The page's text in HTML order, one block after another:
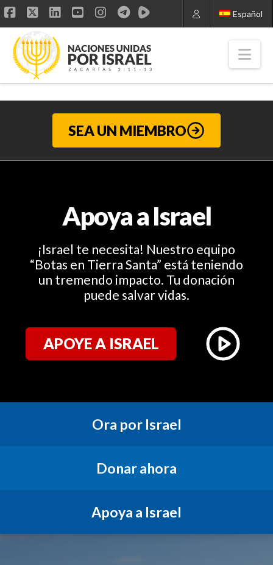
Español
Facebook
X LinkedIn
YouTube
Instagram
SEA UN MIEMBRO
Apoya a Israel
¡Israel te necesita! Nuestro equipo
“Botas en Tierra Santa” está teniendo
un tremendo impacto. Tu donación
puede salvar vidas.
APOYE A ISRAEL
Ora por Israel
Donar ahora
Apoya a Israel